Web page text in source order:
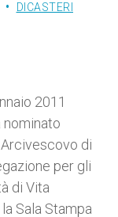
DICASTERI
2011
nominato
di
per gli
di Vita
Sala Stampa